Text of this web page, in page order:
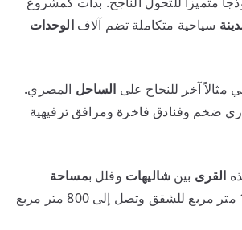
سياحية متكاملة تضم آلافالوحدات
مثالاً آخر للنجاح على الساحل المصري.
ضخم وفنادق فاخرة ومرافق ترفيهية
القرى بين شاليهات وفلل بمساحة
مختلفة. تبدأ من 100 متر مربع للشقق وتصل إلى 800 متر مربع